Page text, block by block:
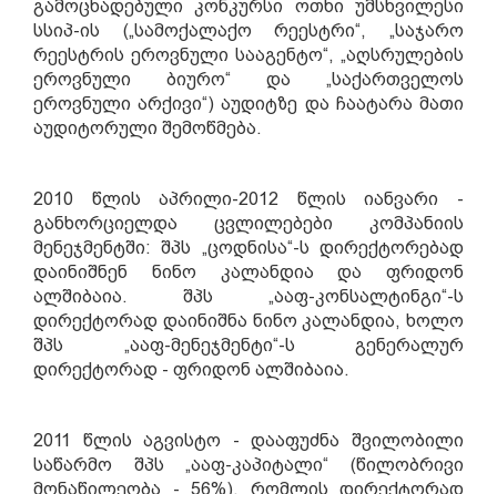
გამოცხადებული კონკურსი ოთხი უმსხვილესი
სსიპ-ის („სამოქალაქო რეესტრი“, „საჯარო
რეესტრის ეროვნული სააგენტო“, „აღსრულების
ეროვნული ბიურო“ და „საქართველოს
ეროვნული არქივი“) აუდიტზე და ჩაატარა მათი
აუდიტორული შემოწმება.
2010 წლის აპრილი-2012 წლის იანვარი -
განხორციელდა ცვლილებები კომპანიის
მენეჯმენტში: შპს „ცოდნისა“-ს დირექტორებად
დაინიშნენ ნინო კალანდია და ფრიდონ
ალშიბაია. შპს „ააფ-კონსალტინგი“-ს
დირექტორად დაინიშნა ნინო კალანდია, ხოლო
შპს „ააფ-მენეჯმენტი“-ს გენერალურ
დირექტორად - ფრიდონ ალშიბაია.
2011 წლის აგვისტო - დააფუძნა შვილობილი
საწარმო შპს „ააფ-კაპიტალი“ (წილობრივი
მონაწილეობა - 56%), რომლის დირექტორად